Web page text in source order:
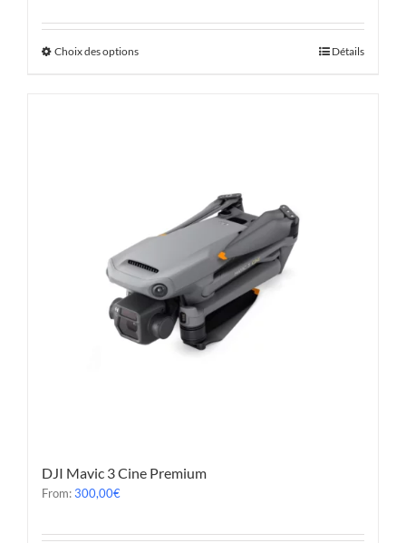
Choix des options Détails
DJI Mavic 3 Cine Premium
From:300,00€